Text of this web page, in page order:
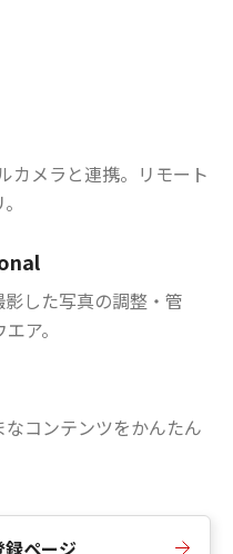
カメラと連携。リモート
した写真の調整・管
ア。
コンテンツをかんたん
ページ